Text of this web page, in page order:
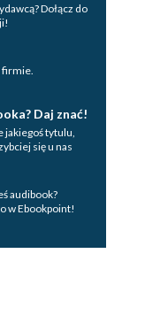
Dołącz do
firmie.
Daj znać!
jakiegoś tytulu,
się u nas
audibook?
w Ebookpoint!